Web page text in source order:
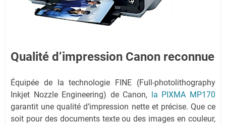
Qualité d’impression Canon reconnue
Équipée de la technologie FINE (Full-photolithography
Inkjet Nozzle Engineering) de Canon, la PIXMA MP170
garantit une qualité d’impression nette et précise. Que ce
soit pour des documents texte ou des images en couleur,